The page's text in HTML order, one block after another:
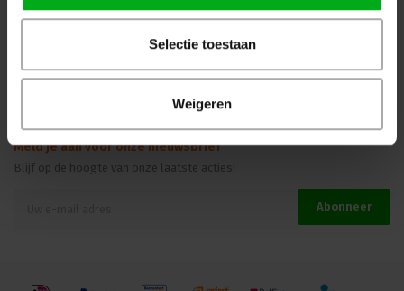
Selectie toestaan
Weigeren
Meld je aan voor onze nieuwsbrief
Blijf op de hoogte van onze laatste acties!
Abonneer